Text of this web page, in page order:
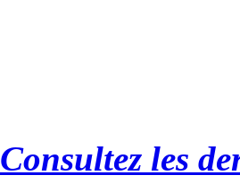
Consultez les